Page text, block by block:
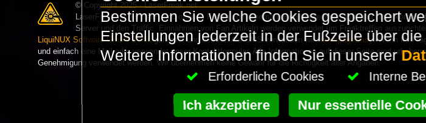
© Copyright 2025 - LaserFreak.net
LaserFreak ist ein freies und offenes Forum zum Thema Lasershowtechnik. Wir sind nicht
Server und den Traffic. Einnahmen von Fan Artikeln werden verwendet um Freaktreffen
LiquiNUX Software GmbH Berlingehostet und betreut. Als CMS verwenden wirHomepageEasy. Wenn Ihr
und einfach eine Mail oder verwendet unser Kontaktformular. Alle Informationen auf dieser Seite sind
Genehmigung verwendet werden. Wir übernehmen keine Gewähr für die Richtigkeit aller Angaben.
Bestimmen Sie welche Cookies gespeichert
Einstellungen jederzeit in der Fußzeile über
Weitere Informationen finden Sie in unserer
Erforderliche Cookies Interne
Ich akzeptiere Nur essentielle